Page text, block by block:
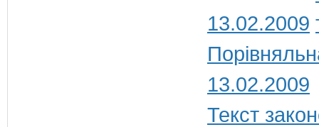
13.02.2009
13.02.2009
Текст